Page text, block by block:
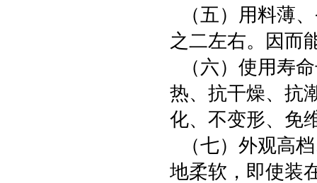
（五）用料薄
之二左右。因而
（六）使用寿
热、抗干燥、抗
化、不变形、免
（七）外观高
地柔软，即使装